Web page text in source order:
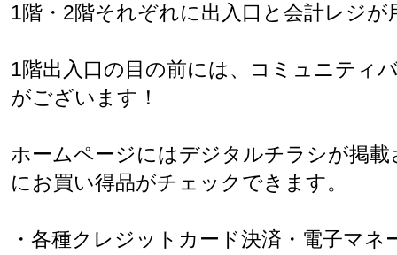
1階・2階それぞれに出入口と会計レジ
1階出入口の目の前には、コミュニティ
がございます！
ホームページにはデジタルチラシが掲
にお買い得品がチェックできます。
・各種クレジットカード決済・電子マネ